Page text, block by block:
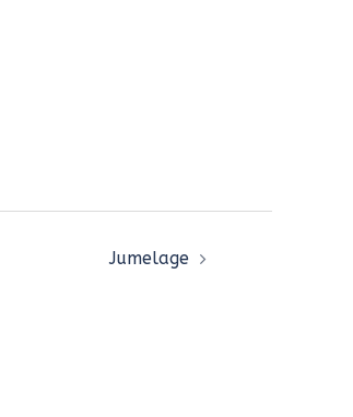
Jumelage